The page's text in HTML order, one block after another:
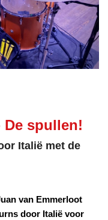
De spullen!
Italië met de
van Emmerloot
door Italië voor